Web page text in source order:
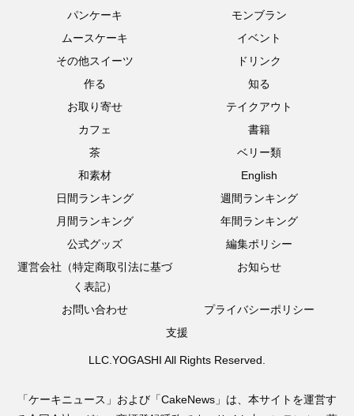
パンケーキ
モンブラン
ムースケーキ
イベント
その他スイーツ
ドリンク
作る
知る
お取り寄せ
テイクアウト
カフェ
書籍
茶
ベリー類
和素材
English
日間ランキング
週間ランキング
月間ランキング
年間ランキング
公式グッズ
編集ポリシー
運営会社（特定商取引法に基づ
く表記）
お知らせ
お問い合わせ
プライバシーポリシー
支援
LLC.YOGASHI All Rights Reserved.
「ケーキニュース」および「CakeNews」は、本サイトを運営す